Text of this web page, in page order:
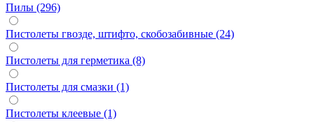
Пилы (296)
Пистолеты гвозде, штифто, скобозабивные (24)
Пистолеты для герметика (8)
Пистолеты для смазки (1)
Пистолеты клеевые (1)